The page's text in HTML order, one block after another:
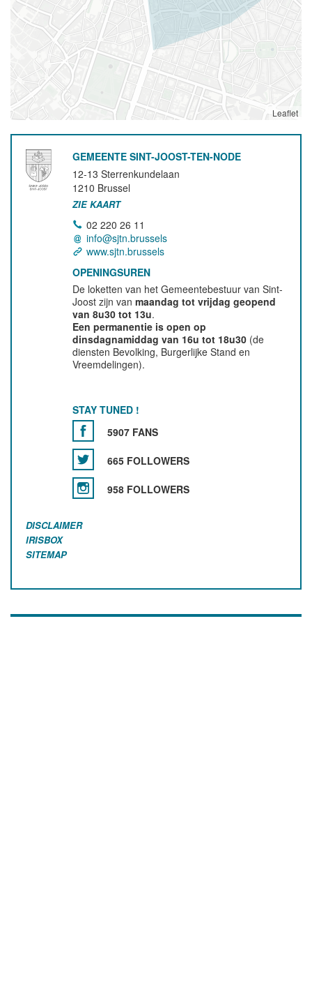
Leaflet
GEMEENTE SINT-JOOST-TEN-NODE
12-13 Sterrenkundelaan
1210 Brussel
ZIE KAART
02 220 26 11
info@sjtn.brussels
www.sjtn.brussels
OPENINGSUREN
De loketten van het Gemeentebestuur van Sint-
Joost zijn vanmaandag tot vrijdag geopend
van 8u30 tot 13u.
Een permanentie is open op
dinsdagnamiddag van 16u tot 18u30 (de
diensten Bevolking, Burgerlijke Stand en
Vreemdelingen).
STAY TUNED !
5907 FANS
665 FOLLOWERS
958 FOLLOWERS
DISCLAIMER
IRISBOX
SITEMAP